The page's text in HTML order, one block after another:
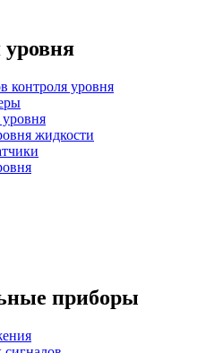
контроля уровня
жидкости
приборы